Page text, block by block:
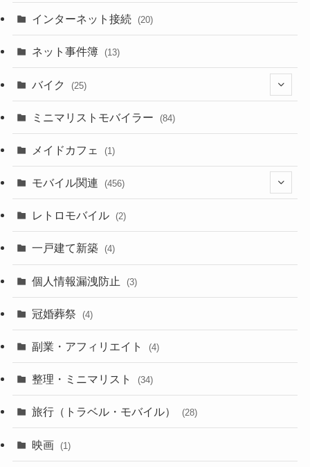
(1)
(18)
(2)
(10)
(18)
(19)
(6)
(8)
(9)
(13)
インターネット接続 (20)
ネット事件簿 (13)
バイク (25)
(8)
(23)
ミニマリストモバイラー (84)
メイドカフェ (1)
モバイル関連 (456)
(7)
(3)
(3)
レトロモバイル (2)
一戸建て新築 (4)
個人情報漏洩防止 (3)
冠婚葬祭 (4)
副業・アフィリエイト (4)
整理・ミニマリスト (34)
旅行（トラベル・モバイル） (28)
映画 (1)